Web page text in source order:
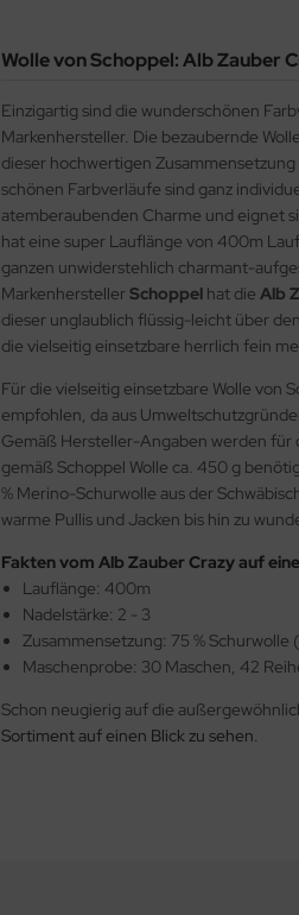
Wolle von Schoppel: Alb Zauber
Einzigartig sind die wunderschönen
Markenhersteller. Die bezaubernde
dieser hochwertigen
schönen Farbverläufe sind ganz
atemberaubenden Charme und eignet
hat eine super Lauflänge von 400m
ganzen unwiderstehlich charmant-
Markenhersteller Schoppel hat die Alb
dieser unglaublich flüssig-leicht über
die vielseitig einsetzbare herrlich fein
Für die vielseitig einsetzbare Wolle von
empfohlen, da aus
Gemäß Hersteller-Angaben werden für
gemäß Schoppel Wolle ca. 450 g
% Merino-Schurwolle aus der
warme Pullis und Jacken bis hin zu
Fakten vom Alb Zauber Crazy auf
Lauflänge: 400m
Nadelstärke: 2 - 3
Zusammensetzung: 75 % Schurwolle
Maschenprobe: 30 Maschen, 42
Schon neugierig auf die
Sortiment auf einen Blick zu sehen.